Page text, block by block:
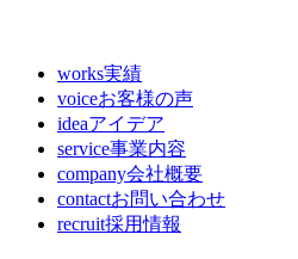
works実績
voiceお客様の声
ideaアイデア
service事業内容
company会社概要
contactお問い合わせ
recruit採用情報